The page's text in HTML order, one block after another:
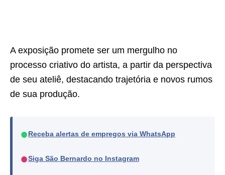
A exposição promete ser um mergulho no
processo criativo do artista, a partir da perspectiva
de seu ateliê, destacando trajetória e novos rumos
de sua produção.
● Receba alertas de empregos via WhatsApp
●Siga São Bernardo no Instagram